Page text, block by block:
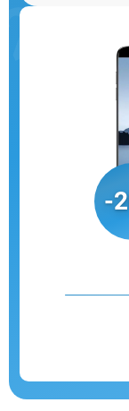
-